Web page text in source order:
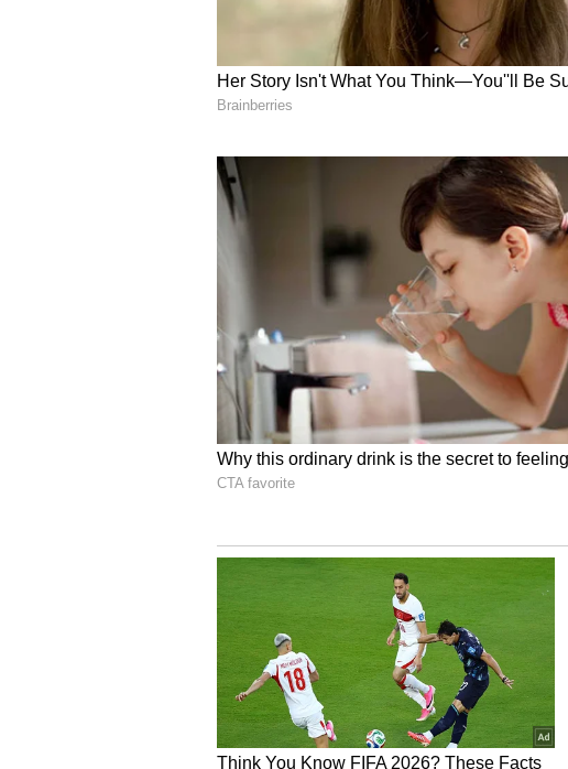
శరీరంలో బుల్లెట్‌తోనే జీవించారు. ప్రభుత్వాల
పుట్టుమచ్చనై’’ పాటకు గద్దర్‌ను నంది అవార్డు
ఇక, మలిదశ తెలంగాణ ఉద్యమంలో కూడా గద్దర్
తెలంగాణ చిత్రంలోని పొడుస్తున్న పొద్దు మీద పాట
Also Read: ప్రజా గాయకుడు గద్దర్ కన్నుమూత..
ఇదిలా ఉంటే, కొన్నేళ్లుగా ఆయన ప్రజాస్వామ్య
చర్చలు కూడా జరిపారు. అంతేకాకుండా ఇటీవల కొత్త